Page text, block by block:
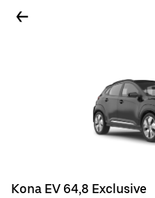
Kona EV 64,8 Exclusive